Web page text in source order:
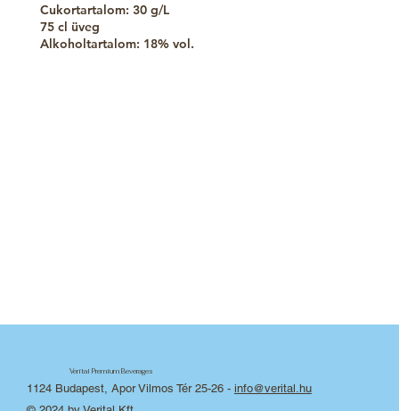
Cukortartalom: 30 g/L
75 cl üveg
Alkoholtartalom: 18%vol.
Verital Premium Beverages
1124 Budapest, Apor Vilmos Tér 25-26- info@verital.hu